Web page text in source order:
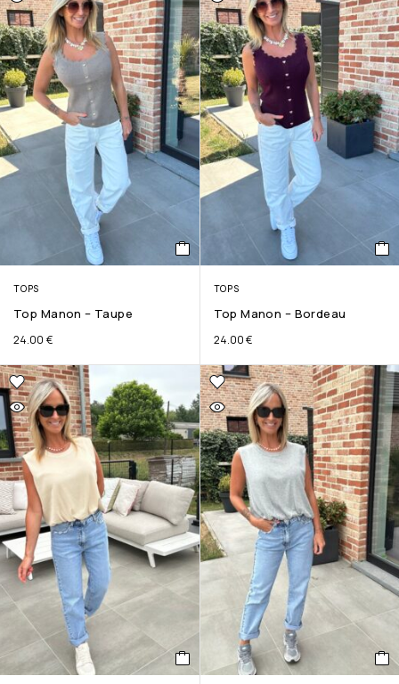
TOPS
Top Manon – Taupe
24.00 €
TOPS
Top Manon – Bordeau
24.00€